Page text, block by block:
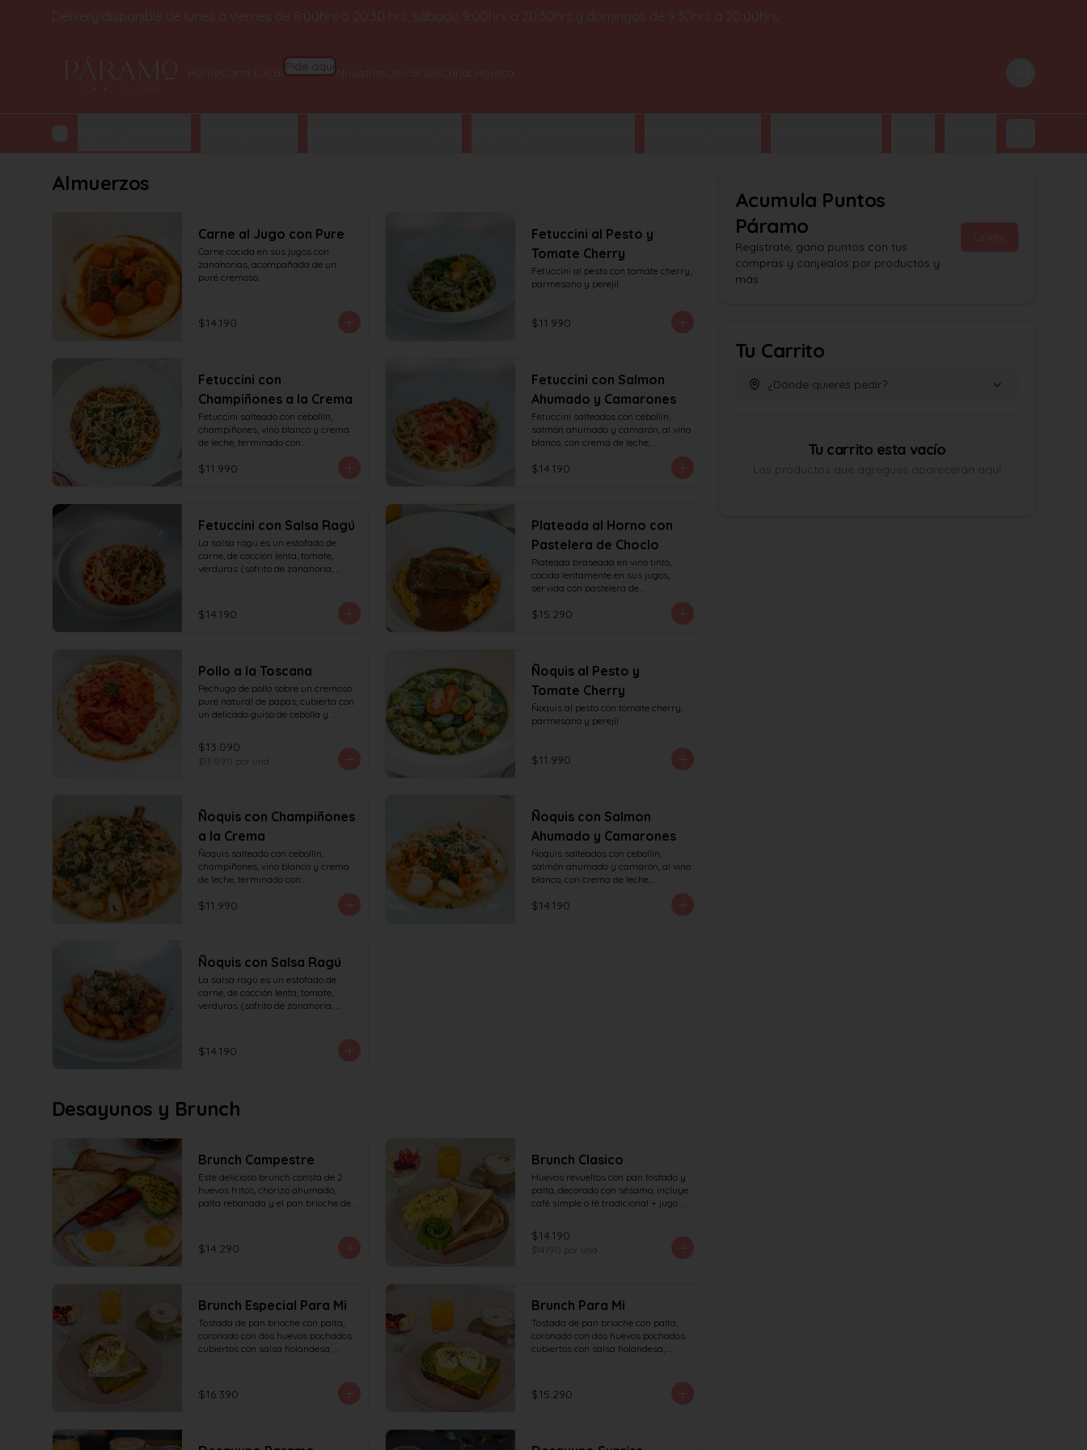
Delivery disponible de lunes a viernes de 8:00hrs a 20:30 hrs, sábado 9:00hrs a 20:30hrs y domingos de 9:30hrs a 20:00hrs.
Home Carta Local Pide aquí Nosotros Ubicación Canal Horeca
Almuerzos
Carne al Jugo con Pure
Carne cocida en sus jugos con
zanahorias, acompañada de un
puré cremoso.
$14.190
Fetuccini al Pesto y
Tomate Cherry
Fetuccini al pesto con tomate cherry,
parmesano y perejil.
$11.990
Fetuccini con
Champiñones a la Crema
Fetuccini salteado con cebollín,
champiñones, vino blanco y crema
de leche, terminado con
$11.990
Fetuccini con Salmon
Ahumado y Camarones
Fetuccini salteados con cebollín,
salmón ahumado y camarón, al vino
blanco, con crema de leche,
$14.190
Fetuccini con Salsa Ragú
La salsa ragú es un estofado de
carne, de cocción lenta, tomate,
verduras (sofrito de zanahoria,
$14.190
Plateada al Horno con
Pastelera de Choclo
Plateada braseada en vino tinto,
cocida lentamente en sus jugos,
servida con pastelera de
$15.290
Pollo a la Toscana
Pechuga de pollo sobre un cremoso
puré natural de papas, cubierta con
un delicado guiso de cebolla y
lentamente con vino blanco y fondo
de verduras.
$13.090
$13.090 por und
Ñoquis al Pesto y
Tomate Cherry
Ñoquis al pesto con tomate cherry,
parmesano y perejil.
$11.990
Ñoquis con Champiñones
a la Crema
Ñoquis salteado con cebollín,
champiñones, vino blanco y crema
de leche, terminado con
$11.990
Ñoquis con Salmon
Ahumado y Camarones
Ñoquis salteados con cebollín,
salmón ahumado y camarón, al vino
blanco, con crema de leche,
$14.190
Ñoquis con Salsa Ragú
La salsa ragú es un estofado de
carne, de cocción lenta, tomate,
verduras (sofrito de zanahoria,
$14.190
Desayunos y Brunch
Brunch Campestre
Este delicioso brunch consta de 2
huevos fritos, chorizo ahumado,
palta rebanada y el pan brioche de
(el café puede ser doble por $1.000
adicionales) + yogur griego con
$14.290
Brunch Clasico
Huevos revueltos con pan tostado y
palta, decorado con sésamo; incluye
café simple o té tradicional + jugo
doble por $1.000 adicionales), +
yogur griego con granola y frutas de
estación.
$14.190
$14.190 por und
Brunch Especial Para Mi
Tostada de pan brioche con palta,
coronado con dos huevos pochados
cubiertos con salsa holandesa,
queso, prosciutto o tocino) incluye
café simple o té tradicional (el café
$16.390
Brunch Para Mi
Tostada de pan brioche con palta,
coronado con dos huevos pochados
cubiertos con salsa holandesa,
ser doble por $1.000 adicionales) +
jugo del día de 160ml + yogur griego
$15.290
Acumula Puntos
Páramo
Regístrate, gana puntos con tus
compras y canjealos por productos y
más
Únete
Tu Carrito
¿Dónde quieres pedir?
Tu carrito esta vacío
Los productos que agregues aparecerán aquí